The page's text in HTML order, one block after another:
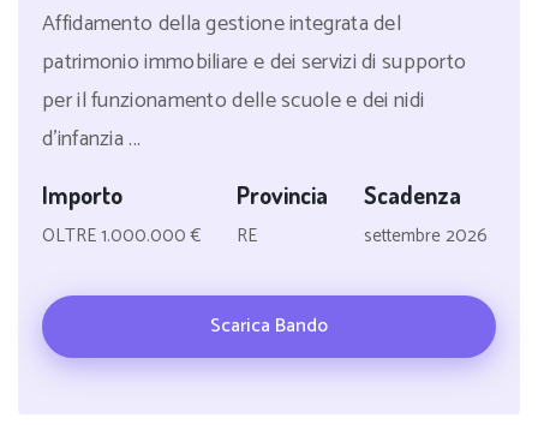
Affidamento della gestione integrata del
patrimonio immobiliare e dei servizi di supporto
per il funzionamento delle scuole e dei nidi
d'infanzia ...
Importo
OLTRE 1.000.000 €
Provincia
RE
Scadenza
settembre 2026
Scarica Bando